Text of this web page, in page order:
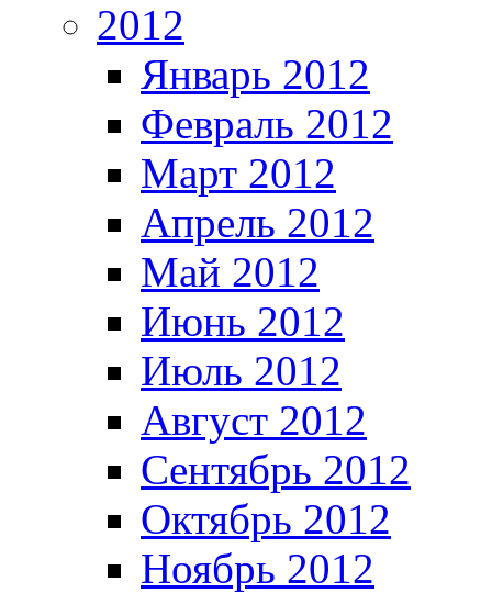
2012
Январь 2012
Февраль 2012
Март 2012
Апрель 2012
Май 2012
Июнь 2012
Июль 2012
Август 2012
Сентябрь 2012
Октябрь 2012
Ноябрь 2012